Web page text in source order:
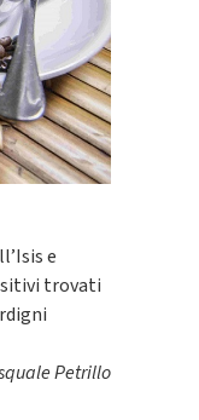
e
trovati
Petrillo